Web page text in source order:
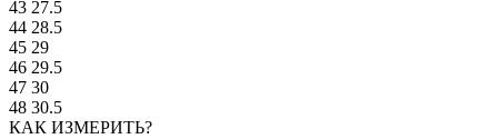
43 27.5
44 28.5
45 29
46 29.5
47 30
48 30.5
КАК ИЗМЕРИТЬ?